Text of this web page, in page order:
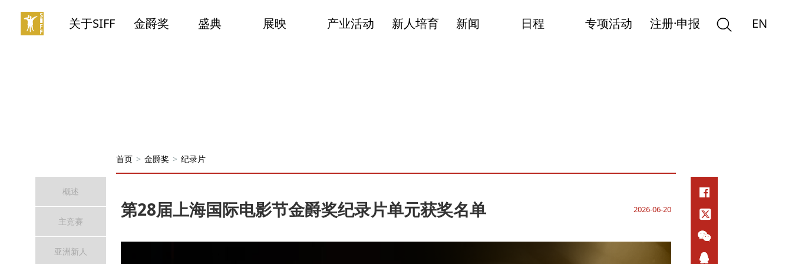
关于SIFF 金爵奖 盛典 展映 产业活动 新人培育 新闻 日程 专项活动 注册·申报 EN
概述
主竞赛
亚洲新人
首页 > 金爵奖 > 纪录片
2026-06-20
第28届上海国际电影节金爵奖纪录片单元获奖名单